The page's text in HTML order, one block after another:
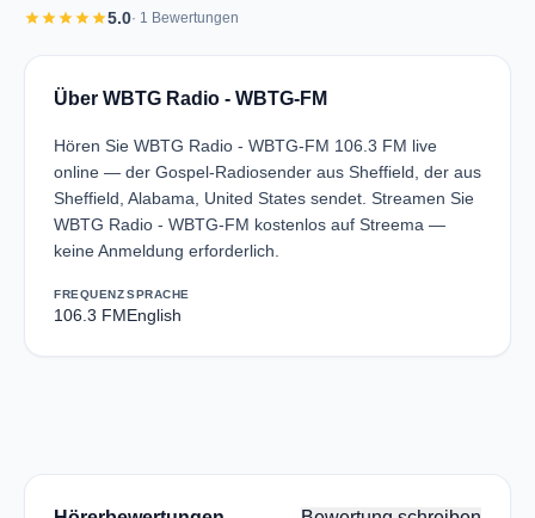
starstarstarstarstar5.0· 1 Bewertungen
Über WBTG Radio - WBTG-FM
Hören Sie WBTG Radio - WBTG-FM 106.3 FM live
online — der Gospel-Radiosender aus Sheffield, der aus
Sheffield, Alabama, United States sendet. Streamen Sie
WBTG Radio - WBTG-FM kostenlos auf Streema —
keine Anmeldung erforderlich.
FREQUENZ
106.3 FM
SPRACHE
English